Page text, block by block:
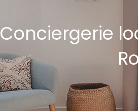
Conciergerie